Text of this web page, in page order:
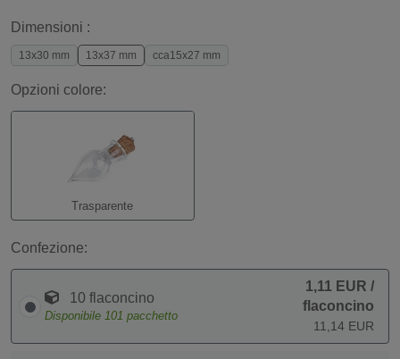
Dimensioni :
13x30 mm 13x37 mm cca15x27 mm
Opzioni colore:
Trasparente
Confezione:
10 flaconcino
Disponibile 101 pacchetto
1,11 EUR /
flaconcino
11,14 EUR